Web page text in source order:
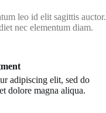
leo id elit sagittis auctor.
nec elementum diam.
adipiscing elit, sed do
dolore magna aliqua.